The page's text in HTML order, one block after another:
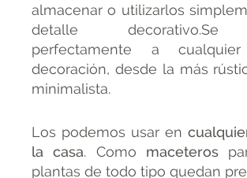
almacenar o utilizarlos
detalle decorativo.Se
perfectamente a
decoración, desde la más
minimalista.
Los podemos usar en
la casa. Como maceteros
plantas de todo tipo quedan